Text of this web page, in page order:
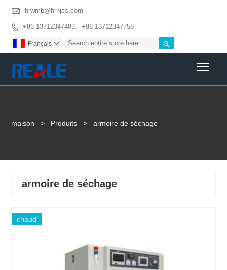
 hrwmb@hrhjcs.com
 +86-13712347483、+86-13712347758

Français 
maison > Produits > armoire de séchage
armoire de séchage
chaud